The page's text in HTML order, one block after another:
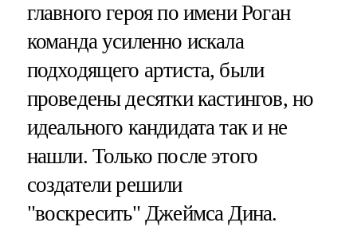
главного героя по имени Роган
команда усиленно искала
подходящего артиста, были
проведены десятки кастингов, но
идеального кандидата так и не
нашли. Только после этого
создатели решили
"воскресить" Джеймса Дина.